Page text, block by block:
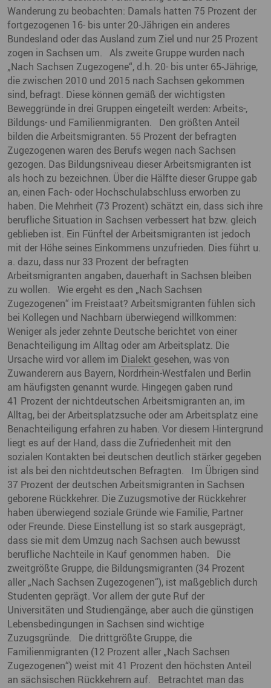
Wanderung zu beobachten: Damals hatten 75 Prozent der
fortgezogenen 16- bis unter 20-Jährigen ein anderes
Bundesland oder das Ausland zum Ziel und nur 25 Prozent
zogen in Sachsen um. Als zweite Gruppe wurden nach
„Nach Sachsen Zugezogene“, d.h. 20- bis unter 65‑Jährige,
die zwischen 2010 und 2015 nach Sachsen gekommen
sind, befragt. Diese können gemäß der wichtigsten
Beweggründe in drei Gruppen eingeteilt werden: Arbeits-,
Bildungs- und Familienmigranten. Den größten Anteil
bilden die Arbeitsmigranten. 55 Prozent der befragten
Zugezogenen waren des Berufs wegen nach Sachsen
gezogen. Das Bildungsniveau dieser Arbeitsmigranten ist
als hoch zu bezeichnen. Über die Hälfte dieser Gruppe gab
an, einen Fach- oder Hochschulabschluss erworben zu
haben. Die Mehrheit (73 Prozent) schätzt ein, dass sich ihre
berufliche Situation in Sachsen verbessert hat bzw. gleich
geblieben ist. Ein Fünftel der Arbeitsmigranten ist jedoch
mit der Höhe seines Einkommens unzufrieden. Dies führt u.
a. dazu, dass nur 33 Prozent der befragten
Arbeitsmigranten angaben, dauerhaft in Sachsen bleiben
zu wollen. Wie ergeht es den „Nach Sachsen
Zugezogenen“ im Freistaat? Arbeitsmigranten fühlen sich
bei Kollegen und Nachbarn überwiegend willkommen:
Weniger als jeder zehnte Deutsche berichtet von einer
Benachteiligung im Alltag oder am Arbeitsplatz. Die
Ursache wird vor allem im Dialekt gesehen, was von
Zuwanderern aus Bayern, Nordrhein-Westfalen und Berlin
am häufigsten genannt wurde. Hingegen gaben rund
41 Prozent der nichtdeutschen Arbeitsmigranten an, im
Alltag, bei der Arbeitsplatzsuche oder am Arbeitsplatz eine
Benachteiligung erfahren zu haben. Vor diesem Hintergrund
liegt es auf der Hand, dass die Zufriedenheit mit den
sozialen Kontakten bei deutschen deutlich stärker gegeben
ist als bei den nichtdeutschen Befragten. Im Übrigen sind
37 Prozent der deutschen Arbeitsmigranten in Sachsen
geborene Rückkehrer. Die Zuzugsmotive der Rückkehrer
haben überwiegend soziale Gründe wie Familie, Partner
oder Freunde. Diese Einstellung ist so stark ausgeprägt,
dass sie mit dem Umzug nach Sachsen auch bewusst
berufliche Nachteile in Kauf genommen haben. Die
zweitgrößte Gruppe, die Bildungsmigranten (34 Prozent
aller „Nach Sachsen Zugezogenen“), ist maßgeblich durch
Studenten geprägt. Vor allem der gute Ruf der
Universitäten und Studiengänge, aber auch die günstigen
Lebensbedingungen in Sachsen sind wichtige
Zuzugsgründe. Die drittgrößte Gruppe, die
Familienmigranten (12 Prozent aller „Nach Sachsen
Zugezogenen“) weist mit 41 Prozent den höchsten Anteil
an sächsischen Rückkehrern auf. Betrachtet man das